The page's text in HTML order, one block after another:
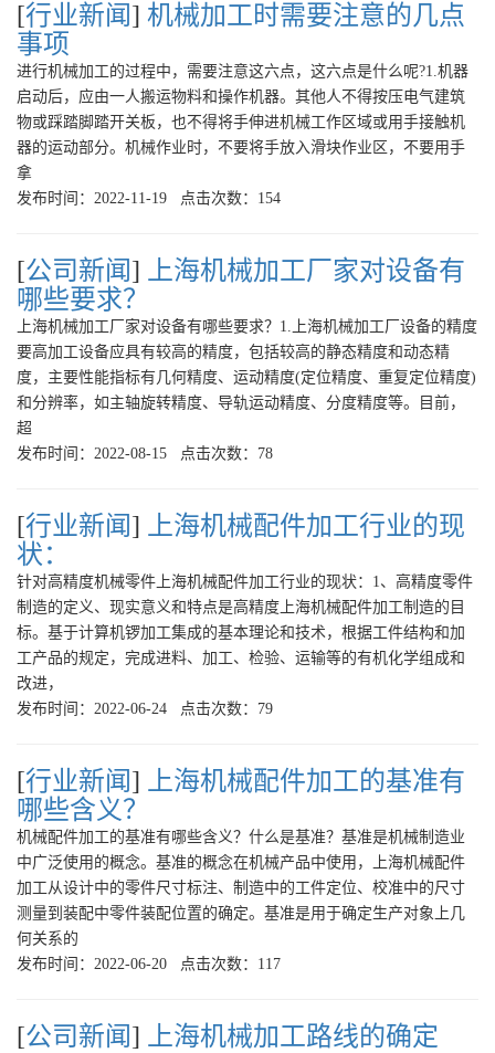
[行业新闻] 机械加工时需要注意的几点
事项
进行机械加工的过程中，需要注意这六点，这六点是什么呢?1.机器
启动后，应由一人搬运物料和操作机器。其他人不得按压电气建筑
物或踩踏脚踏开关板，也不得将手伸进机械工作区域或用手接触机
器的运动部分。机械作业时，不要将手放入滑块作业区，不要用手
拿
发布时间：2022-11-19 点击次数：154
[公司新闻]
上海机械加工厂家对设备有
哪些要求？
上海机械加工厂家对设备有哪些要求？1.上海机械加工厂设备的精度
要高加工设备应具有较高的精度，包括较高的静态精度和动态精
度，主要性能指标有几何精度、运动精度(定位精度、重复定位精度)
和分辨率，如主轴旋转精度、导轨运动精度、分度精度等。目前，
超
发布时间：2022-08-15 点击次数：78
[行业新闻]
上海机械配件加工行业的现
状：
针对高精度机械零件上海机械配件加工行业的现状：1、高精度零件
制造的定义、现实意义和特点是高精度上海机械配件加工制造的目
标。基于计算机锣加工集成的基本理论和技术，根据工件结构和加
工产品的规定，完成进料、加工、检验、运输等的有机化学组成和
改进，
发布时间：2022-06-24 点击次数：79
[行业新闻]
上海机械配件加工的基准有
哪些含义？
机械配件加工的基准有哪些含义？什么是基准？基准是机械制造业
中广泛使用的概念。基准的概念在机械产品中使用，上海机械配件
加工从设计中的零件尺寸标注、制造中的工件定位、校准中的尺寸
测量到装配中零件装配位置的确定。基准是用于确定生产对象上几
何关系的
发布时间：2022-06-20 点击次数：117
[公司新闻] 上海机械加工路线的确定